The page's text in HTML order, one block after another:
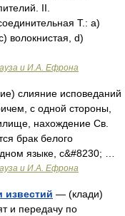
II.
Т.: а)
волокнистая, d)
и И.А. Ефрона
слияние исповеданий
с одной стороны,
нахождение Св.
брак белого
языке, с&#8230; …
и И.А. Ефрона
известий — (клади)
и передачу по